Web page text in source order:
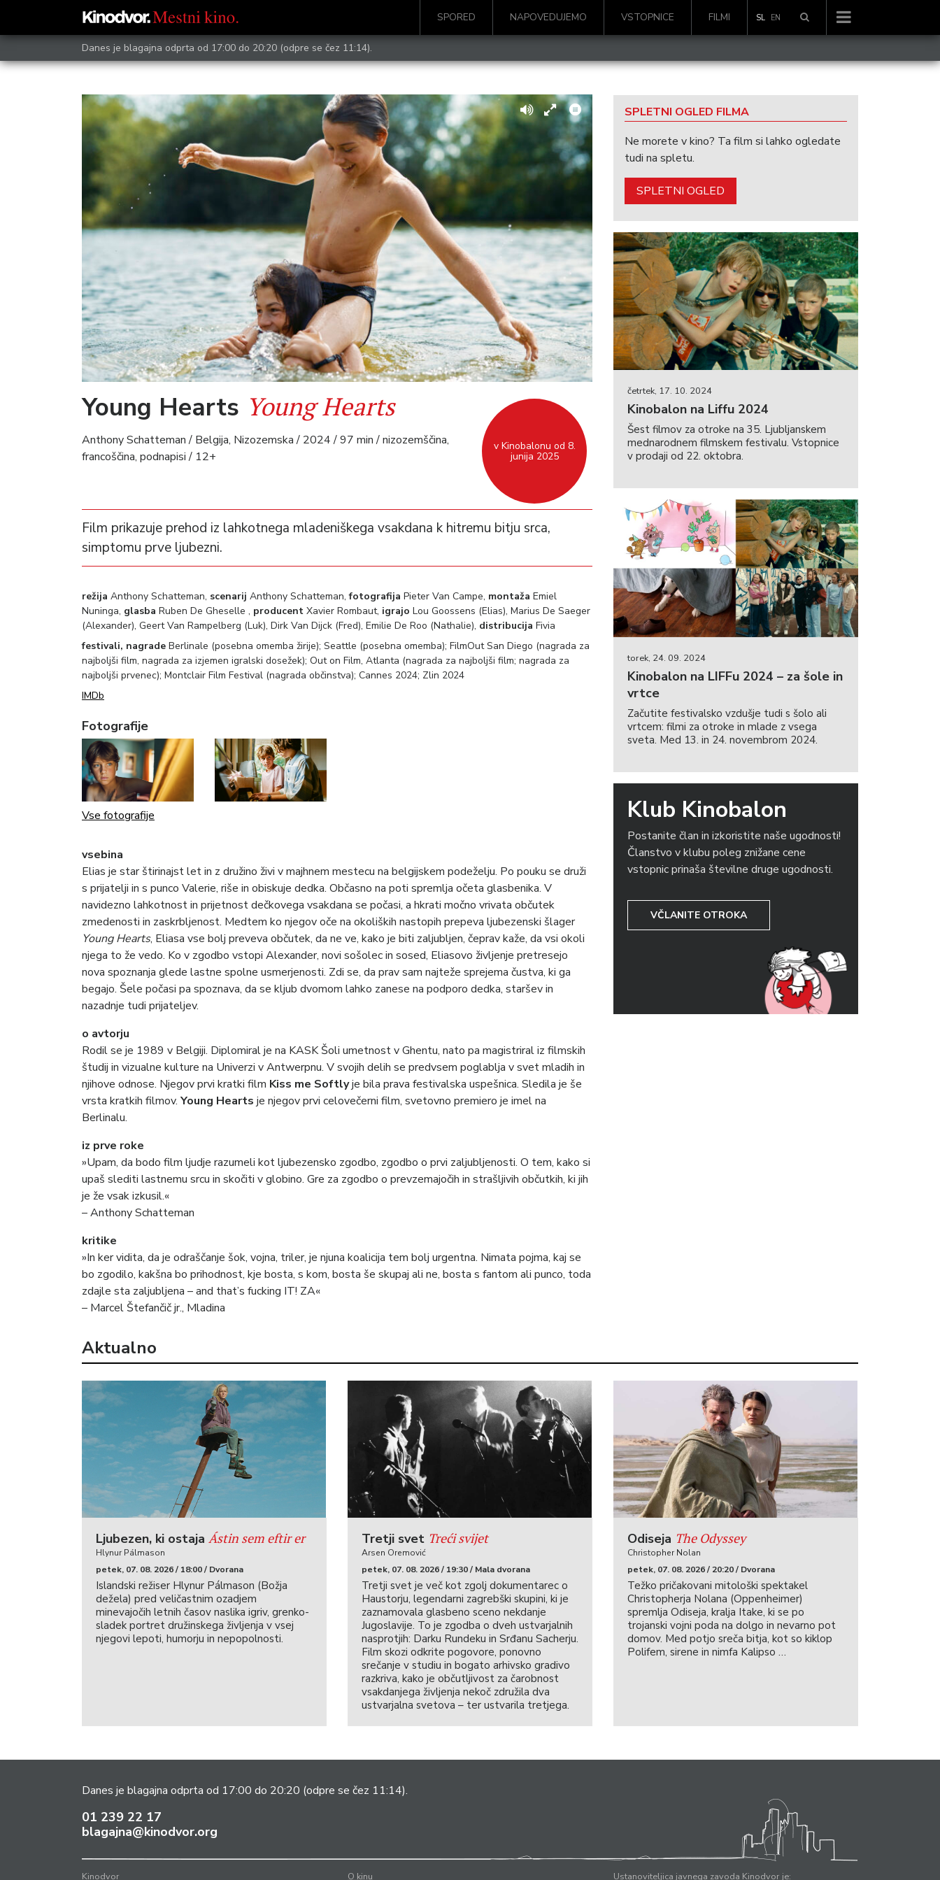
SPORED NAPOVEDUJEMO VSTOPNICE FILMI SL EN
Danes je blagajna odprta od 17:00 do 20:20 (odpre se čez 11:14).
v Kinobalonu od 8.
junija 2025
Young Hearts Young Hearts
Anthony Schatteman / Belgija, Nizozemska / 2024 / 97 min / nizozemščina,
francoščina, podnapisi / 12+
Film prikazuje prehod iz lahkotnega mladeniškega vsakdana k hitremu bitju srca,
simptomu prve ljubezni.
režija Anthony Schatteman, scenarij Anthony Schatteman,fotografija Pieter Van Campe, montaža Emiel
Nuninga, glasba Ruben De Gheselle , producent Xavier Rombaut, igrajo Lou Goossens (Elias), Marius De Saeger
(Alexander), Geert Van Rampelberg (Luk), Dirk Van Dijck (Fred), Emilie De Roo (Nathalie), distribucija Fivia
festivali, nagrade Berlinale (posebna omemba žirije); Seattle (posebna omemba); FilmOut San Diego (nagrada za
najboljši film, nagrada za izjemen igralski dosežek); Out on Film, Atlanta (nagrada za najboljši film; nagrada za
najboljši prvenec); Montclair Film Festival (nagrada občinstva); Cannes 2024; Zlin 2024
IMDb
Fotografije
Vse fotografije
vsebina
Elias je star štirinajst let in z družino živi v majhnem mestecu na belgijskem podeželju. Po pouku se druži
s prijatelji in s punco Valerie, riše in obiskuje dedka. Občasno na poti spremlja očeta glasbenika. V
navidezno lahkotnost in prijetnost dečkovega vsakdana se počasi, a hkrati močno vrivata občutek
zmedenosti in zaskrbljenost. Medtem ko njegov oče na okoliških nastopih prepeva ljubezenski šlager
Young Hearts, Eliasa vse bolj preveva občutek, da ne ve, kako je biti zaljubljen, čeprav kaže, da vsi okoli
njega to že vedo. Ko v zgodbo vstopi Alexander, novi sošolec in sosed, Eliasovo življenje pretresejo
nova spoznanja glede lastne spolne usmerjenosti. Zdi se, da prav sam najteže sprejema čustva, ki ga
begajo. Šele počasi pa spoznava, da se kljub dvomom lahko zanese na podporo dedka, staršev in
nazadnje tudi prijateljev.
o avtorju
Rodil se je 1989 v Belgiji. Diplomiral je na KASK Šoli umetnost v Ghentu, nato pa magistriral iz filmskih
študij in vizualne kulture na Univerzi v Antwerpnu. V svojih delih se predvsem poglablja v svet mladih in
njihove odnose. Njegov prvi kratki film Kiss me Softlyje bila prava festivalska uspešnica. Sledila je še
vrsta kratkih filmov. Young Hearts je njegov prvi celovečerni film, svetovno premiero je imel na
Berlinalu.
iz prve roke
»Upam, da bodo film ljudje razumeli kot ljubezensko zgodbo, zgodbo o prvi zaljubljenosti. O tem, kako si
upaš slediti lastnemu srcu in skočiti v globino. Gre za zgodbo o prevzemajočih in strašljivih občutkih, ki jih
je že vsak izkusil.«
– Anthony Schatteman
kritike
»In ker vidita, da je odraščanje šok, vojna, triler, je njuna koalicija tem bolj urgentna. Nimata pojma, kaj se
bo zgodilo, kakšna bo prihodnost, kje bosta, s kom, bosta še skupaj ali ne, bosta s fantom ali punco, toda
zdajle sta zaljubljena – and that’s fucking IT! ZA«
– Marcel Štefančič jr., Mladina
SPLETNI OGLED FILMA
Ne morete v kino? Ta film si lahko ogledate
tudi na spletu.
SPLETNI OGLED
četrtek, 17. 10. 2024
Kinobalon na Liffu 2024
Šest filmov za otroke na 35. Ljubljanskem
mednarodnem filmskem festivalu. Vstopnice
v prodaji od 22. oktobra.
torek, 24. 09. 2024
Kinobalon na LIFFu 2024 – za šole in
vrtce
Začutite festivalsko vzdušje tudi s šolo ali
vrtcem: filmi za otroke in mlade z vsega
sveta. Med 13. in 24. novembrom 2024.
Klub Kinobalon
Postanite član in izkoristite naše ugodnosti!
Članstvo v klubu poleg znižane cene
vstopnic prinaša številne druge ugodnosti.
VČLANITE OTROKA
Aktualno
Ljubezen, ki ostaja Ástin sem eftir er
Hlynur Pálmason
petek, 07. 08. 2026 / 18:00 / Dvorana
Islandski režiser Hlynur Pálmason (Božja
dežela) pred veličastnim ozadjem
minevajočih letnih časov naslika igriv, grenko-
sladek portret družinskega življenja v vsej
njegovi lepoti, humorju in nepopolnosti.
Tretji svet Treći svijet
Arsen Oremović
petek, 07. 08. 2026 / 19:30 / Mala dvorana
Tretji svet je več kot zgolj dokumentarec o
Haustorju, legendarni zagrebški skupini, ki je
zaznamovala glasbeno sceno nekdanje
Jugoslavije. To je zgodba o dveh ustvarjalnih
nasprotjih: Darku Rundeku in Srđanu Sacherju.
Film skozi odkrite pogovore, ponovno
srečanje v studiu in bogato arhivsko gradivo
razkriva, kako je občutljivost za čarobnost
vsakdanjega življenja nekoč združila dva
ustvarjalna svetova – ter ustvarila tretjega.
Odiseja The Odyssey
Christopher Nolan
petek, 07. 08. 2026 / 20:20 / Dvorana
Težko pričakovani mitološki spektakel
Christopherja Nolana (Oppenheimer)
spremlja Odiseja, kralja Itake, ki se po
trojanski vojni poda na dolgo in nevarno pot
domov. Med potjo sreča bitja, kot so kiklop
Polifem, sirene in nimfa Kalipso …
Danes je blagajna odprta od 17:00 do 20:20 (odpre se čez 11:14).
01 239 22 17
blagajna@kinodvor.org
Kinodvor
O kinu
Ustanoviteljica javnega zavoda Kinodvor je: